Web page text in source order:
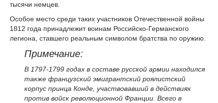
тысячи немцев.
Особое место среди таких участников Отечественной войны
1812 года принадлежит воинам Российско-Германского
легиона, ставшего реальным символом братства по оружию.
Примечание:
В 1797-1799 годах в составе русской армии находился
также французский эмигрантский роялистский
корпус принца Конде, участвовавший в действиях
против войск революционной Франции. Всего в